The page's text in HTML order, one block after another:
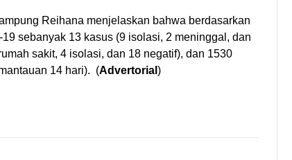
Reihana menjelaskan bahwa berdasarkan
sebanyak 13 kasus (9 isolasi, 2 meninggal, dan
sakit, 4 isolasi, dan 18 negatif), dan 1530
14 hari). (Advertorial )